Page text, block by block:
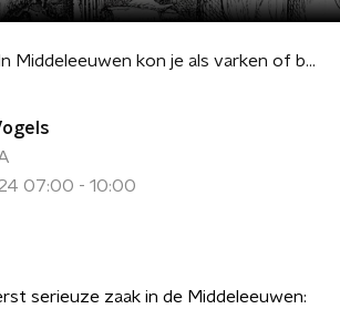
In Middeleeuwen kon je als varken of bijenvolk de doodstraf krijgen
07:00 - 10:00
serieuze zaak in de Middeleeuwen: